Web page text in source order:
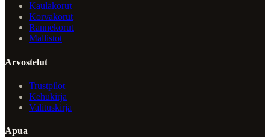
Kaulakorut
Korvakorut
Rannekorut
Mallistot
Arvostelut
Trustpilot
Kehukirja
Valituskirja
Apua